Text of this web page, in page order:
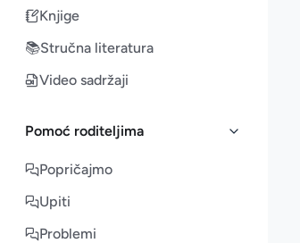
Knjige
📚Stručna literatura
Video sadržaji
Pomoć roditeljima
Popričajmo
Upiti
Problemi